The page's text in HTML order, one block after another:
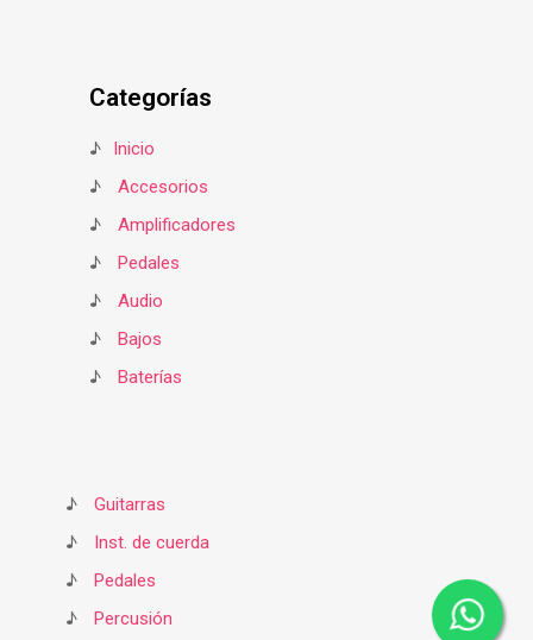
Categorías
♪
Inicio
♪
Accesorios
♪
Amplificadores
♪
Pedales
♪
Audio
♪
Bajos
♪
Baterías
♪
Guitarras
♪
Inst. de cuerda
♪
Pedales
♪
Percusión